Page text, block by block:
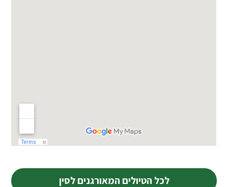
לכל הטיולים המאורגנים לסין